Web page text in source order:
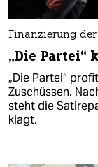
Finanzierung
„Die Partei“
„Die Partei“
Zuschüssen.
steht die
klagt.